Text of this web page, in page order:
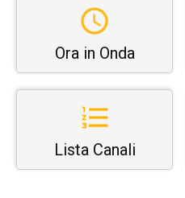
Ora in Onda
Lista Canali